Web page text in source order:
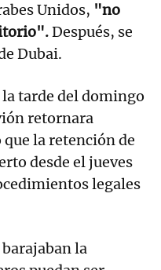
Unidos, "no
Después, se
Dubai.
tarde del domingo
retornara
la retención de
desde el jueves
legales
la